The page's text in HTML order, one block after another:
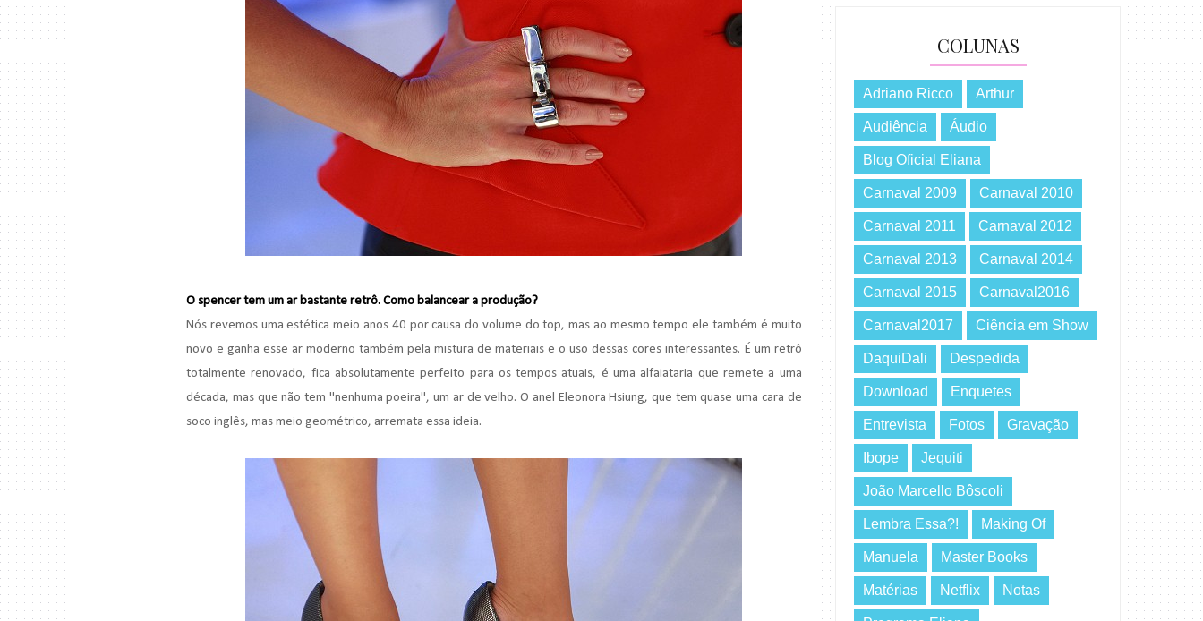
O spencer tem um ar bastante retrô. Como balancear a produção?
Nós revemos uma estética meio anos 40 por causa do volume do top, mas ao mesmo tempo ele também é muito
novo e ganha esse ar moderno também pela mistura de materiais e o uso dessas cores interessantes. É um retrô
totalmente renovado, fica absolutamente perfeito para os tempos atuais, é uma alfaiataria que remete a uma
década, mas que não tem "nenhuma poeira", um ar de velho. O anel Eleonora Hsiung, que tem quase uma cara de
soco inglês, mas meio geométrico, arremata essa ideia.
COLUNAS
Adriano Ricco Arthur
Audiência Áudio
Blog Oficial Eliana
Carnaval 2009 Carnaval 2010
Carnaval 2011 Carnaval 2012
Carnaval 2013 Carnaval 2014
Carnaval 2015 Carnaval2016
Carnaval2017 Ciência em Show
DaquiDali Despedida
Download Enquetes
Entrevista Fotos Gravação
Ibope Jequiti
João Marcello Bôscoli
Lembra Essa?! Making Of
Manuela Master Books
Matérias Netflix Notas